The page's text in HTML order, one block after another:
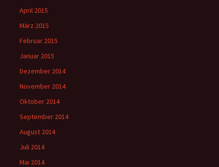
April 2015
März 2015
Februar 2015
Januar 2015
Dezember 2014
November 2014
Oktober 2014
September 2014
August 2014
Juli 2014
Mai 2014